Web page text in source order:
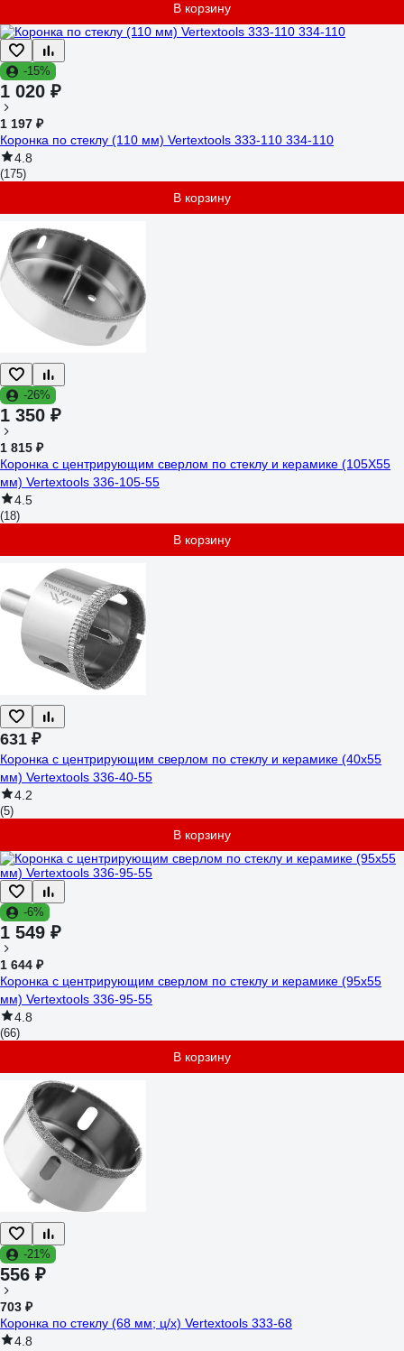
В корзину
-15%
1 020 ₽
1 197 ₽
Коронка по стеклу (110 мм) Vertextools 333-110 334-110
4.8
(175)
В корзину
-26%
1 350 ₽
1 815 ₽
Коронка с центрирующим сверлом по стеклу и керамике (105Х55
мм) Vertextools 336-105-55
4.5
(18)
В корзину
631 ₽
Коронка с центрирующим сверлом по стеклу и керамике (40х55
мм) Vertextools 336-40-55
4.2
(5)
В корзину
-6%
1 549 ₽
1 644 ₽
Коронка с центрирующим сверлом по стеклу и керамике (95х55
мм) Vertextools 336-95-55
4.8
(66)
В корзину
-21%
556 ₽
703 ₽
Коронка по стеклу (68 мм; ц/х) Vertextools 333-68
4.8